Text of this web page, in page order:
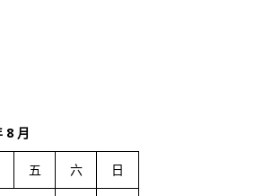
8 月
五 六 日